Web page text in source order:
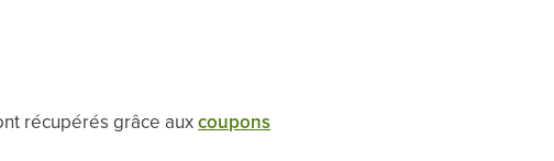
récupérés grâce auxcoupons